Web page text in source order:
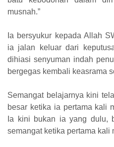
musnah.”
Ia bersyukur kepada Allah
ia jalan keluar dari
dihiasi senyuman indah
bergegas kembali keasrama
Semangat belajarnya kini
besar ketika ia pertama kali
Ia kini bukan ia yang dulu,
semangat ketika pertama kali